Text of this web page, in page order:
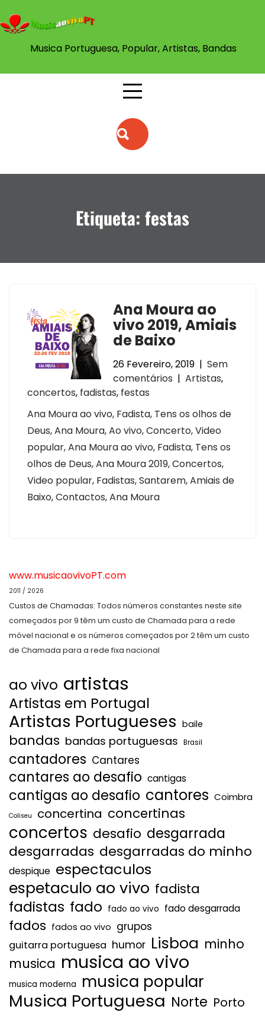
to
content
Musica Portuguesa, Popular, Artistas, Bandas
Etiqueta: festas
Ana Moura ao
vivo 2019, Amiais
de Baixo
26 Fevereiro, 2019 | Sem
comentários | Artistas,
concertos, fadistas, festas
Ana Moura ao vivo, Fadista, Tens os olhos de
Deus, Ana Moura, Ao vivo, Concerto, Video
popular, Ana Moura ao vivo, Fadista, Tens os
olhos de Deus, Ana Moura 2019, Concertos,
Video popular, Fadistas, Santarem, Amiais de
Baixo, Contactos, Ana Moura
www.musicaovivoPT.com
2011 / 2026
Custos de Chamadas: Todos números constantes neste site
começados por 9 têm um custo de Chamada para a rede
móvel nacional e os números começados por 2 têm um custo
de Chamada para a rede fixa nacional
ao vivo artistas
Artistas em Portugal
Artistas Portugueses baile
bandas bandas portuguesas Brasil
cantadores Cantares
cantares ao desafio cantigas
cantigas ao desafio cantores Coimbra
Coliseu concertina concertinas
concertos desafio desgarrada
desgarradas desgarradas do minho
despique espectaculos
espetaculo ao vivo fadista
fadistas fado fado ao vivo fado desgarrada
fados fados ao vivo grupos
guitarra portuguesa humor Lisboa minho
musica musica ao vivo
musica moderna musica popular
Musica Portuguesa Norte Porto